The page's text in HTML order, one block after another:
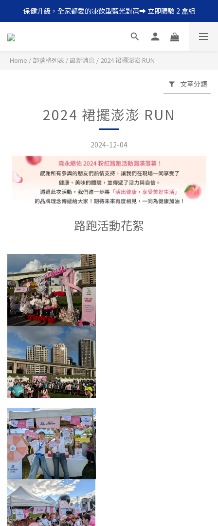
每日一瓶，輕鬆補足膠原蛋白 ➡︎ 點我搶購 12 天體驗組
保健升級，全家都愛的凍飲型藍光對策➡ 立即體驗 2 盒組
每日一瓶，輕鬆補足膠原蛋白 ➡︎ 點我搶購 12 天體驗組
Home / 部落格列表 /最新消息 / 2024 裙擺澎澎 RUN
文章分類
2024 裙擺澎澎 RUN
2024-12-04
路跑活動花絮